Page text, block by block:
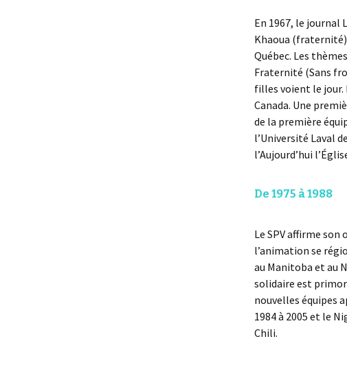
En 1967, le journal
Khaoua
Québec. Les
Fraternité (Sans
filles voient le jour.
Canada. Une
de la première
l’Université Laval
l’Aujourd’hui
De 1975 à 1988
Le SPV affirme
l’animation se
au Manitoba et au
solidaire est
nouvelles équipes
1984 à 2005 et le
Chili.